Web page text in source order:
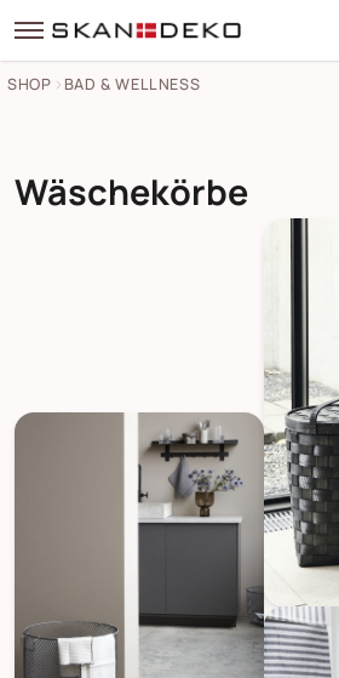
SHOP BAD & WELLNESS
Wäschekörbe